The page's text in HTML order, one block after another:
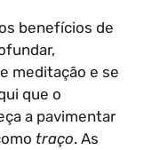
benefícios de
meditação e se
que o
a pavimentar
traço. As